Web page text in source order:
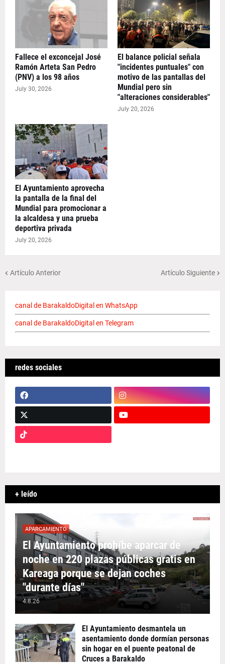
Fallece el exconcejal José
Ramón Arteta San Pedro
(PNV) a los 98 años
July 30, 2026
El balance policial señala
"incidentes puntuales" con
motivo de las pantallas del
Mundial pero sin
"alteraciones considerables"
July 20, 2026
El Ayuntamiento aprovecha
la pantalla de la final del
Mundial para promocionar a
la alcaldesa y una prueba
deportiva privada
July 20, 2026
Artículo Anterior Artículo Siguiente
canal de BarakaldoDigital en WhatsApp
canal de BarakaldoDigital en Telegram
redes sociales
+ leído
APARCAMIENTO
El Ayuntamiento prohíbe aparcar de
noche en 220 plazas públicas gratis en
Kareaga porque se dejan coches
"durante días"
4.8.26
El Ayuntamiento desmantela un
asentamiento donde dormían personas
sin hogar en el puente peatonal de
Cruces a Barakaldo